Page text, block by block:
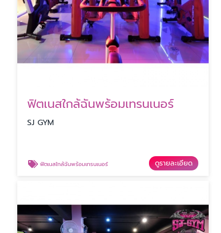
ฟิตเนสใกล้ฉันพร้อมเทรนเนอร์
SJ GYM
ฟิตเนสใกล้ฉันพร้อมเทรนเนอร์ ดูรายละเอียด